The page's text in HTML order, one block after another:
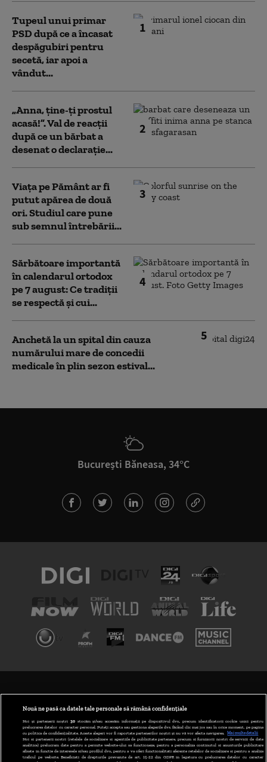
1
Tupeul unui primar
PSD după ce a încasat
despăgubiri pentru
secetă, iar apoi a
vândut...
2
„Anna, ţine-ţi prostul
acasă!”. Val de reacții
după ce un bărbat a
desenat o declarație...
3
Viața pe Pământ ar fi
putut apărea de două
ori. Studiul care pune
sub semnul întrebării...
4
Sărbătoare importantă
în calendarul ortodox
pe 7 august: Ce tradiții
se respectă și cui...
5
Anchetă la un spital din cauza
numărului mare de concedii
medicale în plin sezon estival...
București Băneasa, 34°C
ABONARE DIGI TV
GESTIONAȚI PREFERINȚELE
Nouă ne pasă ca datele tale personale să rămână confidențiale
Noi și partenerii noștri 30stocăm și/sau accesăm informații pe dispozitivul dvs., precum identificatorii cookie unici pentru
prelucrarea datelor cu caracter personal. Puteți accepta sau gestiona alegerile dvs. făcând clic mai jos sau în orice moment, pe pagina
cu politica de confidențialitate. Aceste alegeri vor fi raportate partenerilor noștri și nu vă vor afecta navigarea.
Mai multe detalii
Noi si partenerii nostri (retelele de socializare si agentiile de publicitate partenere, precum si furnizorii nostri de servicii de date
analitice) prelucram date pentru a permite website-ului sa functioneze, pentru a personaliza continutul si anunturile publicitare
afisate in functie de interesele si/sau profilul dvs., pentru a va oferi functionalitati aferente retelelor de socializare si pentru a analiza
traficul pe website. Beneficiati de drepturile prevazute de art. 15-22 din GDPR in legatura cu prelucrarea datelor cu caracter